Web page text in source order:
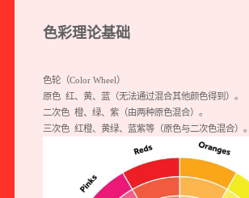
色彩理论基础
色轮（Color Wheel）
原色 红、黄、蓝（无法通过混合其他颜色得到）。
二次色 橙、绿、紫（由两种原色混合）。
三次色 红橙、黄绿、蓝紫等（原色与二次色混合）。